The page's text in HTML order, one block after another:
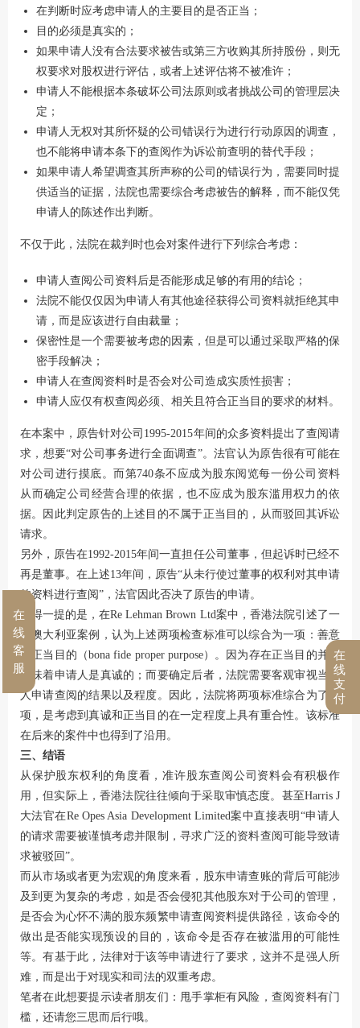
在判断时应考虑申请人的主要目的是否正当；
目的必须是真实的；
如果申请人没有合法要求被告或第三方收购其所持股份，则无
权要求对股权进行评估，或者上述评估将不被准许；
申请人不能根据本条破坏公司法原则或者挑战公司的管理层决
定；
申请人无权对其所怀疑的公司错误行为进行行动原因的调查，
也不能将申请本条下的查阅作为诉讼前查明的替代手段；
如果申请人希望调查其所声称的公司的错误行为，需要同时提
供适当的证据，法院也需要综合考虑被告的解释，而不能仅凭
申请人的陈述作出判断。
不仅于此，法院在裁判时也会对案件进行下列综合考虑：
申请人查阅公司资料后是否能形成足够的有用的结论；
法院不能仅仅因为申请人有其他途径获得公司资料就拒绝其申
请，而是应该进行自由裁量；
保密性是一个需要被考虑的因素，但是可以通过采取严格的保
密手段解决；
申请人在查阅资料时是否会对公司造成实质性损害；
申请人应仅有权查阅必须、相关且符合正当目的要求的材料。
在本案中，原告针对公司1995-2015年间的众多资料提出了查阅请
求，想要“对公司事务进行全面调查”。法官认为原告很有可能在
对公司进行摸底。而第740条不应成为股东阅览每一份公司资料
从而确定公司经营合理的依据，也不应成为股东滥用权力的依
据。因此判定原告的上述目的不属于正当目的，从而驳回其诉讼
请求。
另外，原告在1992-2015年间一直担任公司董事，但起诉时已经不
再是董事。在上述13年间，原告“从未行使过董事的权利对其申请
的资料进行查阅”，法官因此否决了原告的申请。
值得一提的是，在Re Lehman Brown Ltd案中，香港法院引述了一
则澳大利亚案例，认为上述两项检查标准可以综合为一项：善意
的正当目的（bona fide proper purpose）。因为存在正当目的并不
意味着申请人是真诚的；而要确定后者，法院需要客观审视当事
人申请查阅的结果以及程度。因此，法院将两项标准综合为了一
项，是考虑到真诚和正当目的在一定程度上具有重合性。该标准
在后来的案件中也得到了沿用。
三、结语
从保护股东权利的角度看，准许股东查阅公司资料会有积极作
用，但实际上，香港法院往往倾向于采取审慎态度。甚至Harris J
大法官在Re Opes Asia Development Limited案中直接表明“申请人
的请求需要被谨慎考虑并限制，寻求广泛的资料查阅可能导致请
求被驳回”。
而从市场或者更为宏观的角度来看，股东申请查账的背后可能涉
及到更为复杂的考虑，如是否会侵犯其他股东对于公司的管理，
是否会为心怀不满的股东频繁申请查阅资料提供路径，该命令的
做出是否能实现预设的目的，该命令是否存在被滥用的可能性
等。有基于此，法律对于该等申请进行了要求，这并不是强人所
难，而是出于对现实和司法的双重考虑。
笔者在此想要提示读者朋友们：甩手掌柜有风险，查阅资料有门
槛，还请您三思而后行哦。
在
线
客
服
在
线
支
付